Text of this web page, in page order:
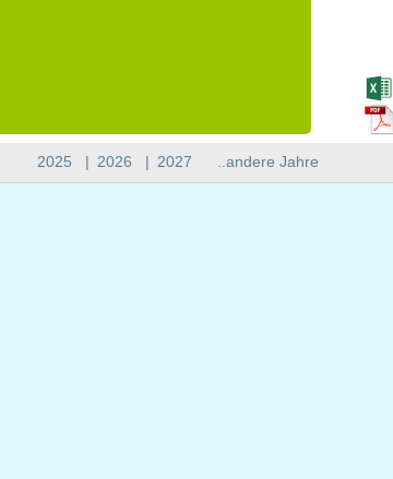
2025 | 2026 | 2027 ..andere Jahre